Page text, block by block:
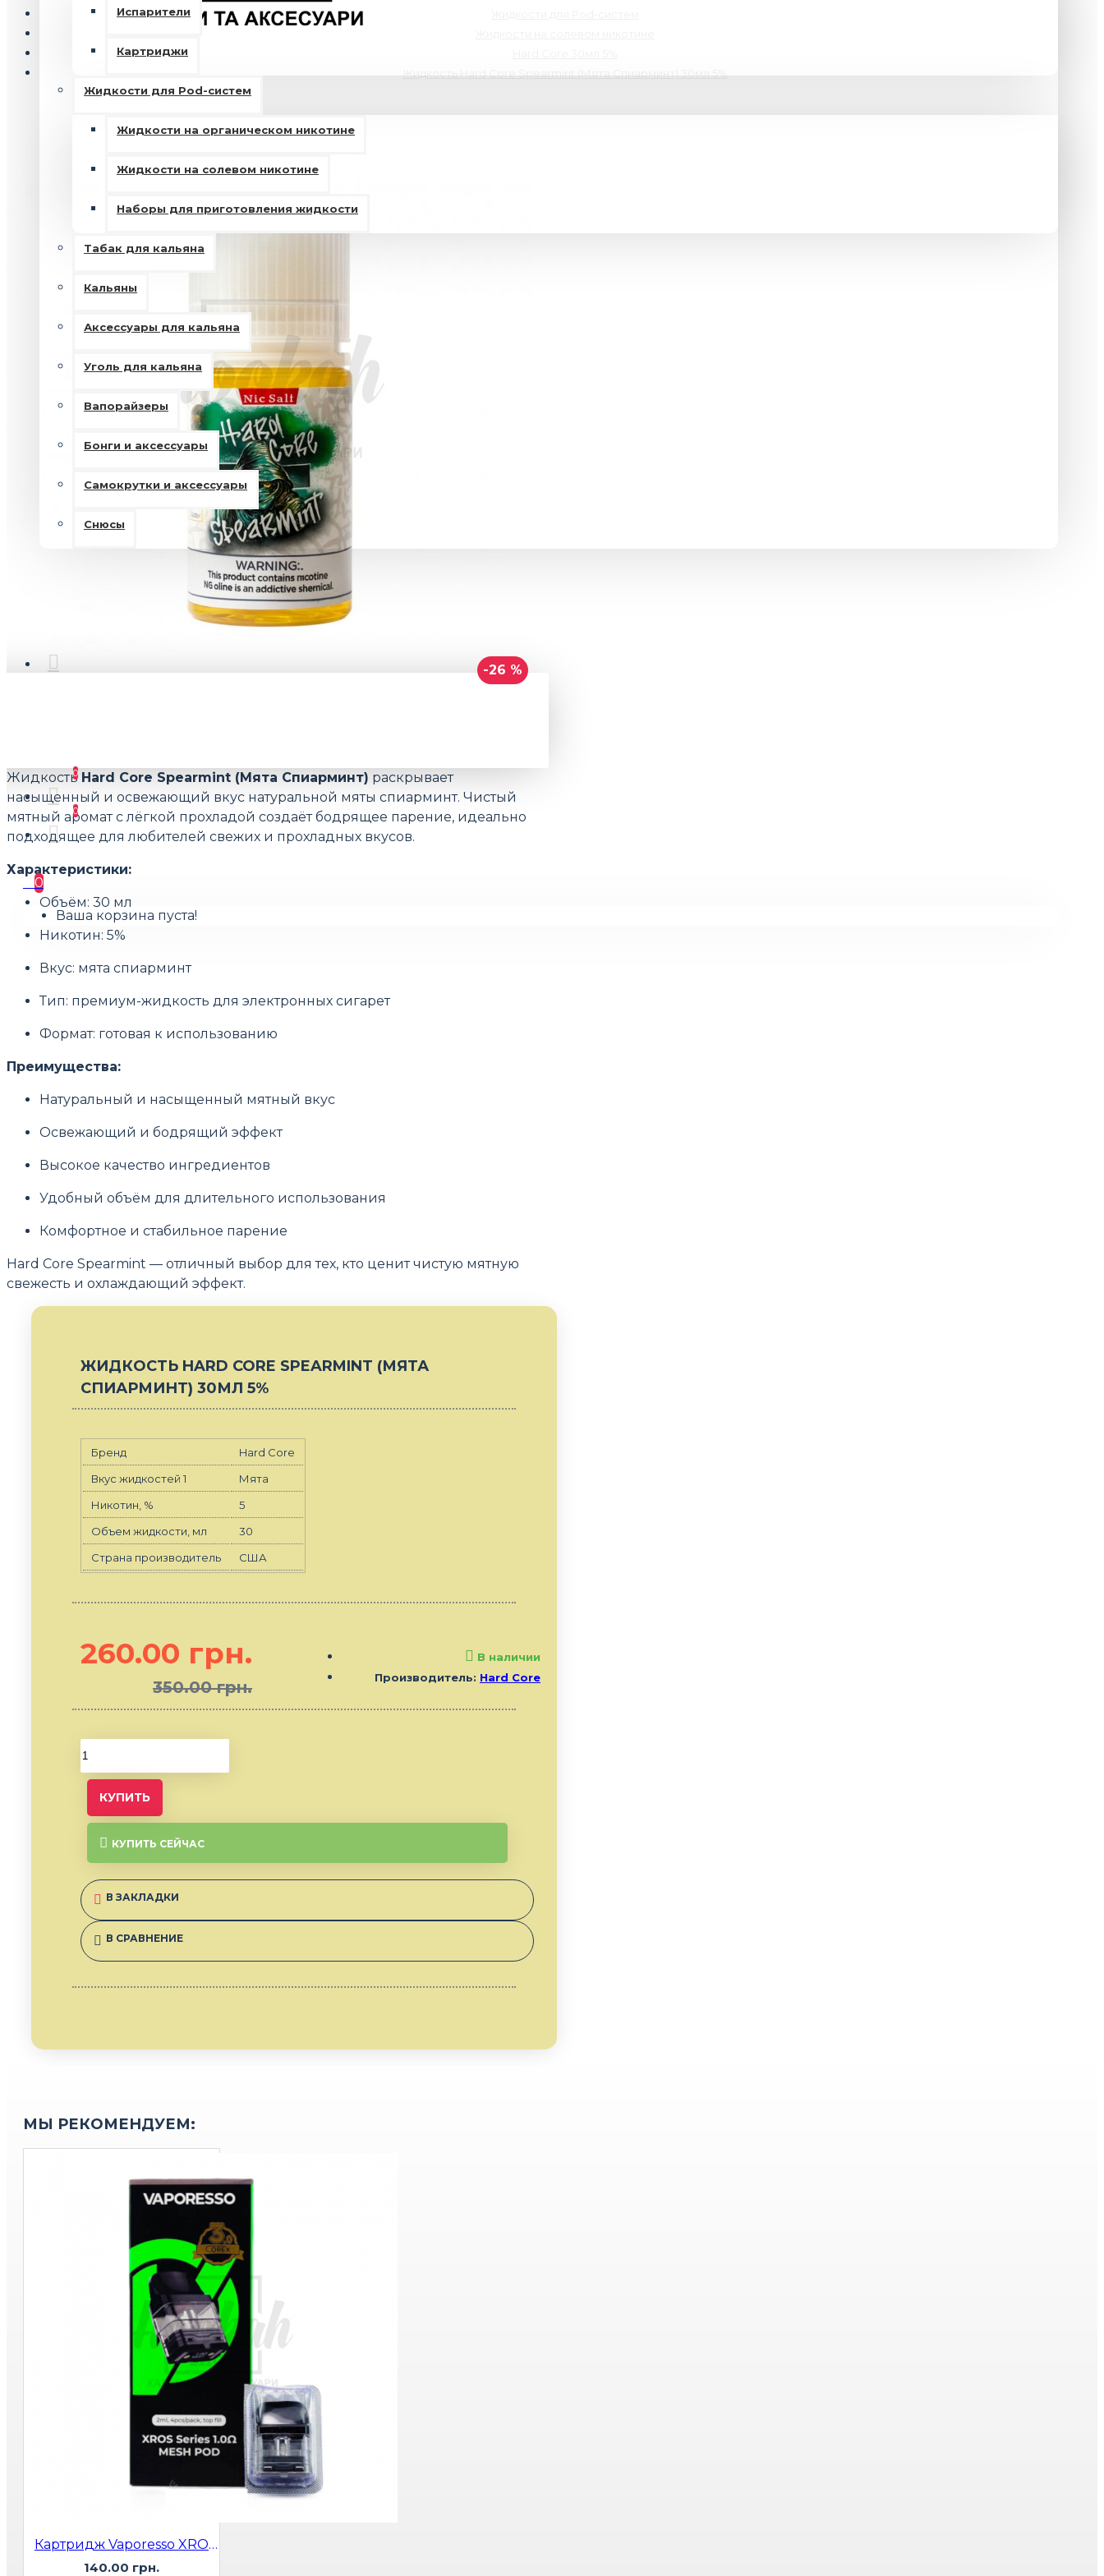
Испарители
Картриджи
Жидкости для Pod-систем
Жидкости на органическом никотине
Жидкости на солевом никотине
Наборы для приготовления жидкости
Табак для кальяна
Кальяны
Аксессуары для кальяна
Уголь для кальяна
Вапорайзеры
Бонги и аксессуары
Самокрутки и аксессуары
Снюсы
0
0
0
Ваша корзина пуста!
Жидкость Hard Core Spearmint (Мята Спиарминт) 30мл 5%
-26 %
Жидкость Hard Core Spearmint (Мята Спиарминт) раскрывает
насыщенный и освежающий вкус натуральной мяты спиарминт. Чистый
мятный аромат с лёгкой прохладой создаёт бодрящее парение, идеально
подходящее для любителей свежих и прохладных вкусов.
Характеристики:
Объём: 30 мл
Никотин: 5%
Вкус: мята спиарминт
Тип: премиум-жидкость для электронных сигарет
Формат: готовая к использованию
Преимущества:
Натуральный и насыщенный мятный вкус
Освежающий и бодрящий эффект
Высокое качество ингредиентов
Удобный объём для длительного использования
Комфортное и стабильное парение
Hard Core Spearmint — отличный выбор для тех, кто ценит чистую мятную
свежесть и охлаждающий эффект.
ЖИДКОСТЬ HARD CORE SPEARMINT (МЯТА
СПИАРМИНТ) 30МЛ 5%
Бренд
Hard Core
Вкус жидкостей 1
Мята
Никотин, %
5
Объем жидкости, мл
30
Страна производитель
США
260.00 грн.
350.00 грн.
В наличии
Производитель: Hard Core
КУПИТЬ
КУПИТЬ СЕЙЧАС
В ЗАКЛАДКИ
В СРАВНЕНИЕ
МЫ РЕКОМЕНДУЕМ:
Картридж Vaporesso XROS 2ml 1.0 Ohm Corex 3.0
140.00 грн.